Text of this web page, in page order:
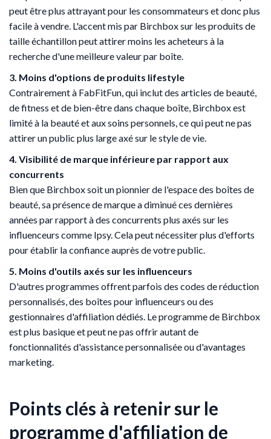
peut être plus attrayant pour les consommateurs et donc plus
facile à vendre. L'accent mis par Birchbox sur les produits de
taille échantillon peut attirer moins les acheteurs à la
recherche d'une meilleure valeur par boîte.
3. Moins d'options de produits lifestyle
Contrairement à FabFitFun, qui inclut des articles de beauté,
de fitness et de bien-être dans chaque boîte, Birchbox est
limité à la beauté et aux soins personnels, ce qui peut ne pas
attirer un public plus large axé sur le style de vie.
4. Visibilité de marque inférieure par rapport aux
concurrents
Bien que Birchbox soit un pionnier de l'espace des boîtes de
beauté, sa présence de marque a diminué ces dernières
années par rapport à des concurrents plus axés sur les
influenceurs comme Ipsy. Cela peut nécessiter plus d'efforts
pour établir la confiance auprès de votre public.
5. Moins d'outils axés sur les influenceurs
D'autres programmes offrent parfois des codes de réduction
personnalisés, des boîtes pour influenceurs ou des
gestionnaires d'affiliation dédiés. Le programme de Birchbox
est plus basique et peut ne pas offrir autant de
fonctionnalités d'assistance personnalisée ou d'avantages
marketing.
Points clés à retenir sur le
programme d'affiliation de